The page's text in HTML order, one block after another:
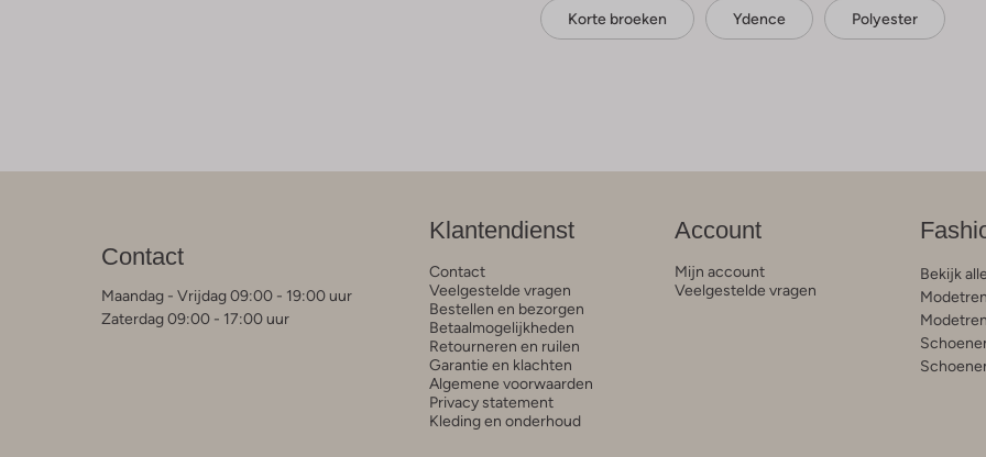
Korte broeken Ydence Polyester
Contact
Maandag - Vrijdag 09:00 - 19:00 uur
Zaterdag 09:00 - 17:00 uur
Klantendienst
Contact
Veelgestelde vragen
Bestellen en bezorgen
Betaalmogelijkheden
Retourneren en ruilen
Garantie en klachten
Algemene voorwaarden
Privacy statement
Kleding en onderhoud
Account
Mijn account
Veelgestelde vragen
Bekijk